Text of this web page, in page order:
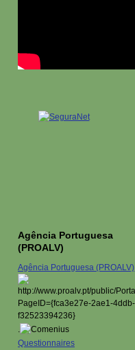
Agência Portuguesa
(PROALV)
Agência Portuguesa (PROALV)
.
Questionnaires